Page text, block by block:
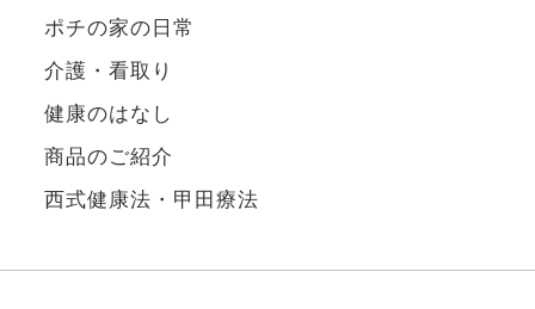
ポチの家の日常
介護・看取り
健康のはなし
商品のご紹介
西式健康法・甲田療法